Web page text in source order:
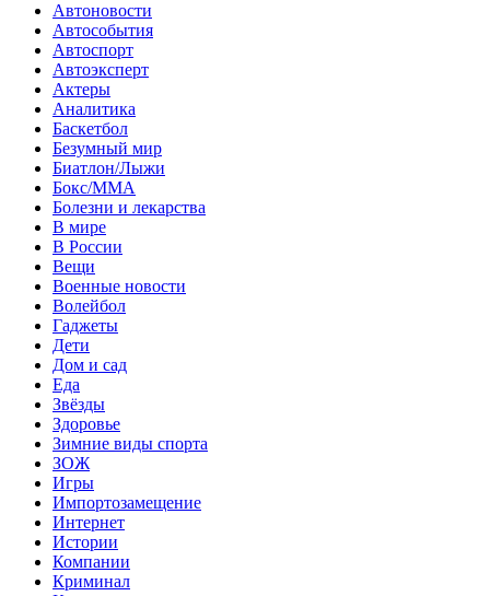
Автоновости
Автособытия
Автоспорт
Автоэксперт
Актеры
Аналитика
Баскетбол
Безумный мир
Биатлон/Лыжи
Бокс/MMA
Болезни и лекарства
В мире
В России
Вещи
Военные новости
Волейбол
Гаджеты
Дети
Дом и сад
Еда
Звёзды
Здоровье
Зимние виды спорта
ЗОЖ
Игры
Импортозамещение
Интернет
Истории
Компании
Криминал